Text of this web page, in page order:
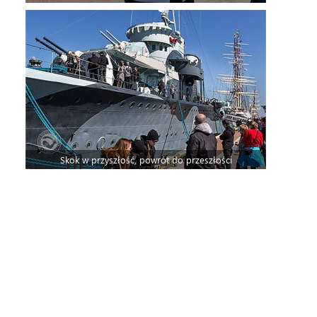
Skok w przyszłość, powrót do przeszłości